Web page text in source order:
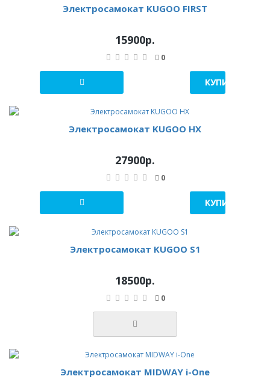
Электросамокат KUGOO FIRST
15900р.
0
КУПИТЬ В 1
Электросамокат KUGOO HX
27900р.
0
КУПИТЬ В 1
Электросамокат KUGOO S1
18500р.
0
Электросамокат MIDWAY i-One